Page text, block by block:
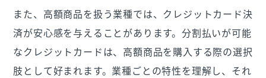
また、高額商品を扱う業種では、クレジットカード決
済が安心感を与えることがあります。分割払いが可能
なクレジットカードは、高額商品を購入する際の選択
肢として好まれます。業種ごとの特性を理解し、それ